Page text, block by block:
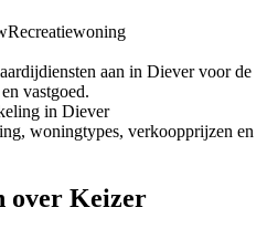
Recreatiewoning
aan in Diever voor de
vastgoed.
in Diever
woningtypes, verkoopprijzen en
over Keizer